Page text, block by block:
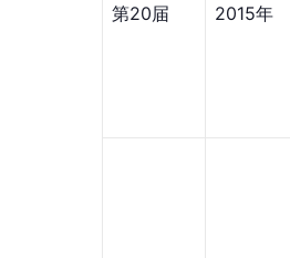
第20届 2015年